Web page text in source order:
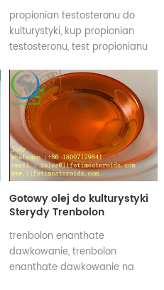
proszków steroidowych CAS
57-85-2
propionian testosteronu do
kulturystyki, kup propionian
testosteronu, test propionianu
propionian testosteronu
español, propionian
testosteronu kupić, propionian
testosteronu kupić online
Gotowy olej do kulturystyki
Sterydy Trenbolon
200mg Półprodukt do
kulturystyki
trenbolon enanthate
dawkowanie, trenbolon
enanthate dawkowanie na